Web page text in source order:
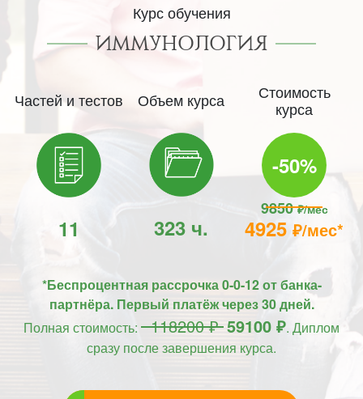
Курс обучения
ИММУНОЛОГИЯ
Частей и тестов
11
Объем курса
323 ч.
Стоимость
курса
-50%
9850₽/мес
4925₽/мес*
*Беспроцентная рассрочка 0-0-12 от банка-
партнёра. Первый платёж через 30 дней.
Полная стоимость: 118200 ₽59100 ₽. Диплом
сразу после завершения курса.